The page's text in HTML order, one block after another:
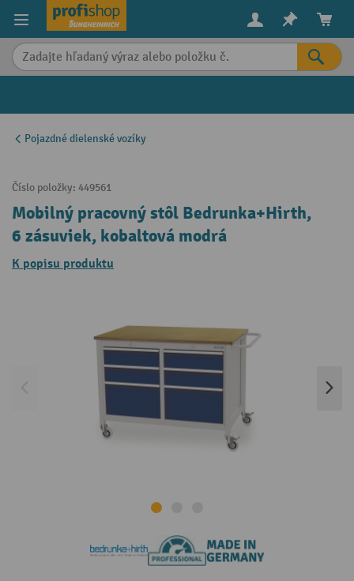
content
Pojazdné dielenské vozíky
Číslo položky: 449561
Mobilný pracovný stôl Bedrunka+Hirth,
6 zásuviek, kobaltová modrá
K popisu produktu